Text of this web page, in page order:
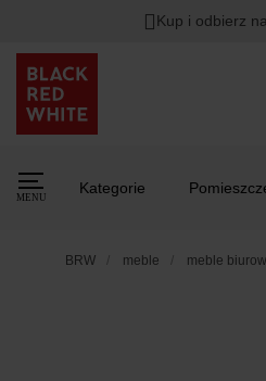
Kup i odbierz
MENU
Kategorie
BRW meble meble